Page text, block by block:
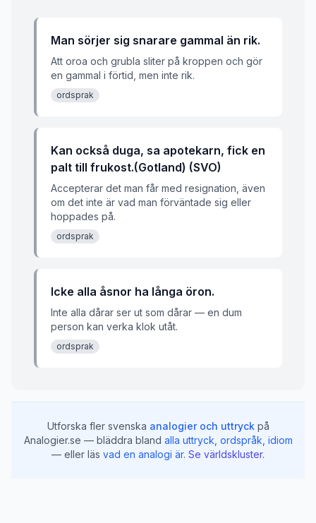
Man sörjer sig snarare gammal än rik.
Att oroa och grubla sliter på kroppen och gör
en gammal i förtid, men inte rik.
ordsprak
Kan också duga, sa apotekarn, fick en
palt till frukost.(Gotland) (SVO)
Accepterar det man får med resignation, även
om det inte är vad man förväntade sig eller
hoppades på.
ordsprak
Icke alla åsnor ha långa öron.
Inte alla dårar ser ut som dårar — en dum
person kan verka klok utåt.
ordsprak
Utforska fler svenska analogier och uttryck på
Analogier.se — bläddra bland alla uttryck ordspråk idiom
— eller läs vad en analogi är. Se världskluster.